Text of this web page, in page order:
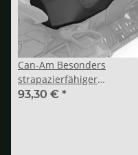
Can-Am Besonders
strapazierfähiger
Sitzbezug - G3L-MAX
93,30 € *